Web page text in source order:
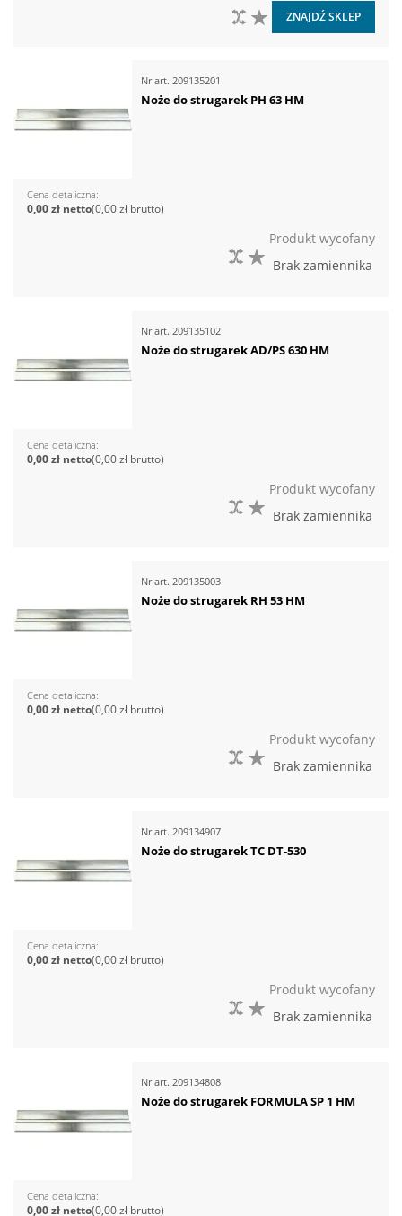
DO LISTY ŻYCZEŃ
DO PORÓWNANIA
ZNAJDŹ SKLEP
Nr art. 209135201
Noże do strugarek PH 63 HM
Cena detaliczna
0,00 zł
0,00 zł
DO PORÓWNANIA
Produkt wycofany
Brak zamiennika
Nr art. 209135102
Noże do strugarek AD/PS 630 HM
Cena detaliczna
0,00 zł
0,00 zł
DO PORÓWNANIA
Produkt wycofany
Brak zamiennika
Nr art. 209135003
Noże do strugarek RH 53 HM
Cena detaliczna
0,00 zł
0,00 zł
DO PORÓWNANIA
Produkt wycofany
Brak zamiennika
Nr art. 209134907
Noże do strugarek TC DT-530
Cena detaliczna
0,00 zł
0,00 zł
DO PORÓWNANIA
Produkt wycofany
Brak zamiennika
Nr art. 209134808
Noże do strugarek FORMULA SP 1 HM
Cena detaliczna
0,00 zł
0,00 zł